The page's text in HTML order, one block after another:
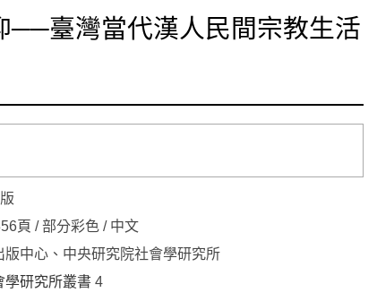
──臺灣當代漢人民間宗教生活
頁 / 部分彩色 / 中文
版中心、中央研究院社會學研究所
學研究所叢書 4